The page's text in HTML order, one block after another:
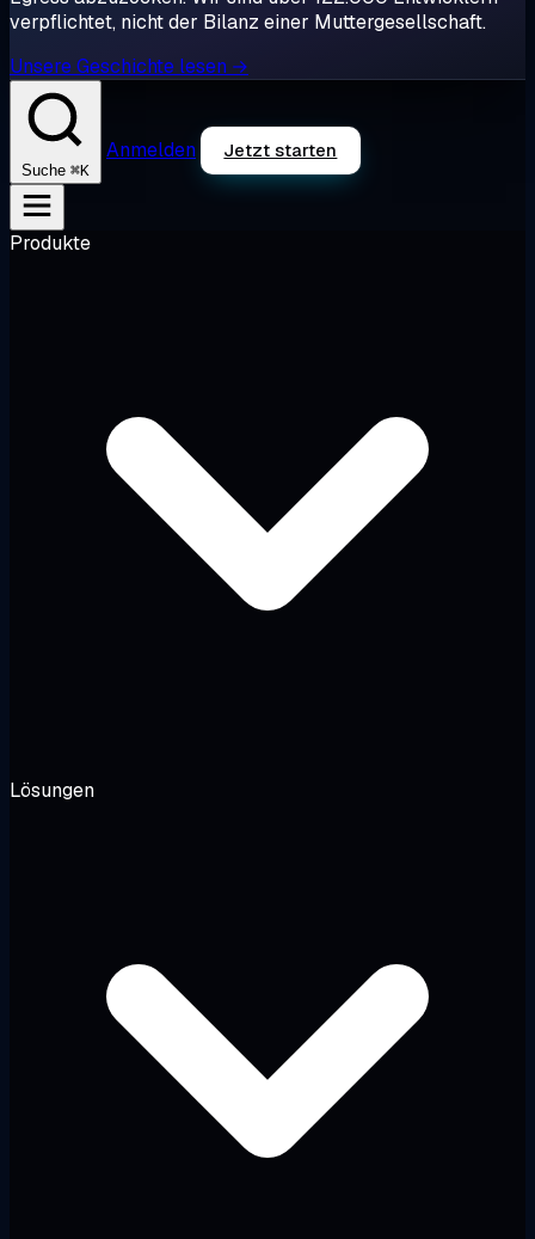
verpflichtet, nicht der Bilanz einer Muttergesellschaft.
Unsere Geschichte lesen →
Suche ⌘K
Anmelden Jetzt starten
Produkte
Lösungen